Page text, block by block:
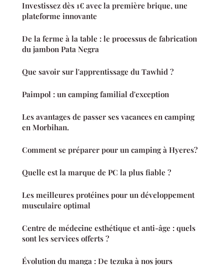
Investissez dès 1€ avec la première brique, une
plateforme innovante
De la ferme à la table : le processus de fabrication
du jambon Pata Negra
Que savoir sur l'apprentissage du Tawhid ?
Paimpol : un camping familial d'exception
Les avantages de passer ses vacances en camping
en Morbihan.
Comment se préparer pour un camping à Hyeres?
Quelle est la marque de PC la plus fiable ?
Les meilleures protéines pour un développement
musculaire optimal
Centre de médecine esthétique et anti-âge : quels
sont les services offerts ?
Évolution du manga : De tezuka à nos jours